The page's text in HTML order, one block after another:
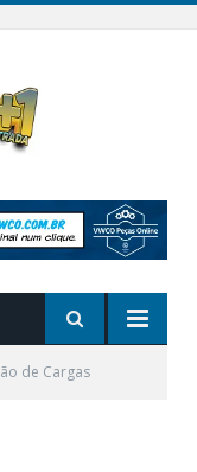
de Cargas